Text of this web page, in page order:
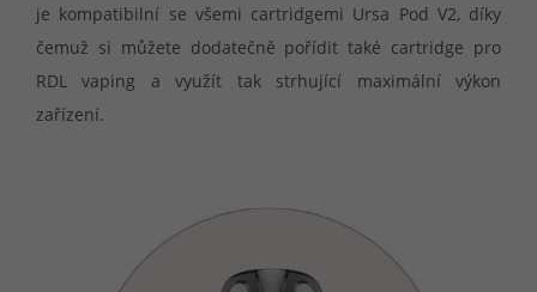
je kompatibilní se všemi cartridgemi Ursa Pod V2, díky
čemuž si můžete dodatečně pořídit také cartridge pro
RDL vaping a využít tak strhující maximální výkon
zařízení.